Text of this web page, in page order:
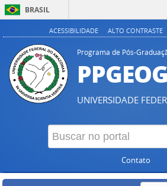
BRASIL
ACESSIBILIDADE ALTO CONTRASTE
Programa de Pós-
PPGEOG
UNIVERSIDADE
Contato